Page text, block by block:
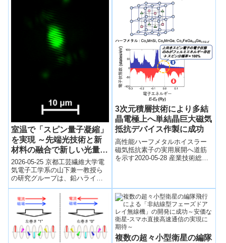
室温で「スピン量子凝縮」
を実現 ～先端光技術と新
材料の融合で新しい光量子
デバイスの道を拓く～
2026-05-25 京都工芸繊維大学電
気電子工学系の山下兼一教授ら
の研究グループは、鉛ハライド
ペロブスカイト微小共振器を用
いて、室温環境下でスピン自由
度を持つ...
3次元積層技術により多結
晶電極上へ単結晶巨大磁気
抵抗デバイス作製に成功
高性能ハーフメタルホイスラー
磁気抵抗素子の実用展開へ道筋
を示す2020-05-28 産業技術総合
複数の超々小型衛星の編隊